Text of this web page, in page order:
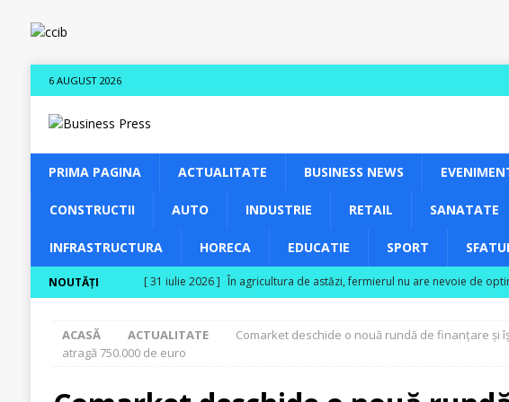
6 AUGUST 2026
PRIMA PAGINA ACTUALITATE BUSINESS NEWS
CONSTRUCTII AUTO INDUSTRIE RETAIL SANATATE
INFRASTRUCTURA HORECA EDUCATIE SPORT
NOUTĂȚI [ 31 iulie 2026 ] În agricultura de astăzi, fermierul nu are nevoie de
[ 30 iulie 2026 ]
Ferma Bogdănești propune organizarea unor vizite
ACASĂ ACTUALITATE
Comarket deschide o nouă rundă de finanțare și
atragă 750.000 de euro